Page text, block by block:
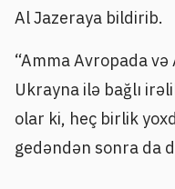
Al Jazeraya bildirib.
“Amma Avropada
Ukrayna ilə bağlı
olar ki, heç birlik
gedəndən sonra da